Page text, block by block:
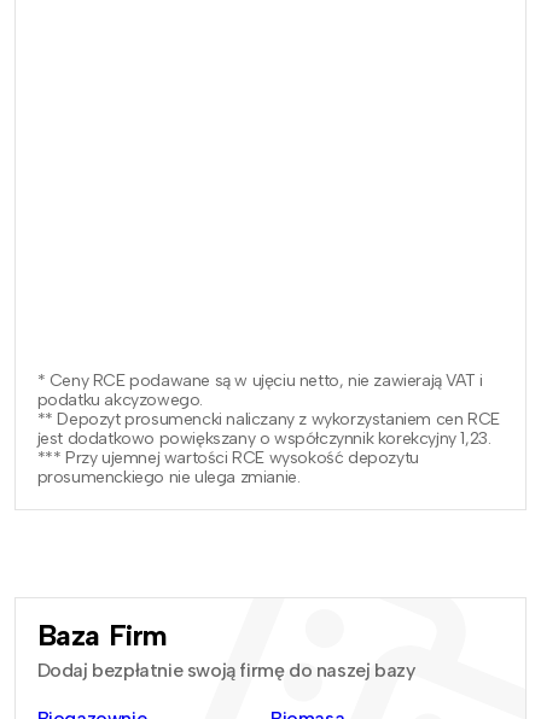
* Ceny RCE podawane są w ujęciu netto, nie zawierają VAT i
podatku akcyzowego.
** Depozyt prosumencki naliczany z wykorzystaniem cen RCE
jest dodatkowo powiększany o współczynnik korekcyjny 1,23.
*** Przy ujemnej wartości RCE wysokość depozytu
prosumenckiego nie ulega zmianie.
Baza Firm
Dodaj bezpłatnie swoją firmę do naszej bazy